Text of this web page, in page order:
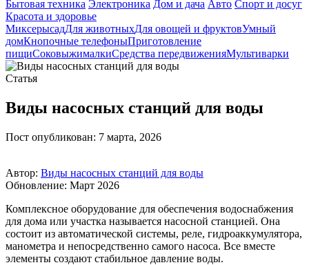
Бытовая техника Электроника Дом и дача Авто Спорт и досуг
Красота и здоровье
МиксерысадДля животныхДля овощей и фруктовУмный
домКнопочные телефоныПриготовление
пищиСоковыжималкиСредства передвиженияМультиварки
Статья
Виды насосных станций для воды
Пост опубликован: 7 марта, 2026
Автор: Виды насосных станций для воды
Обновление: Март 2026
Комплексное оборудование для обеспечения водоснабжения
для дома или участка называется насосной станцией. Она
состоит из автоматической системы, реле, гидроаккумулятора,
манометра и непосредственно самого насоса. Все вместе
элементы создают стабильное давление воды.